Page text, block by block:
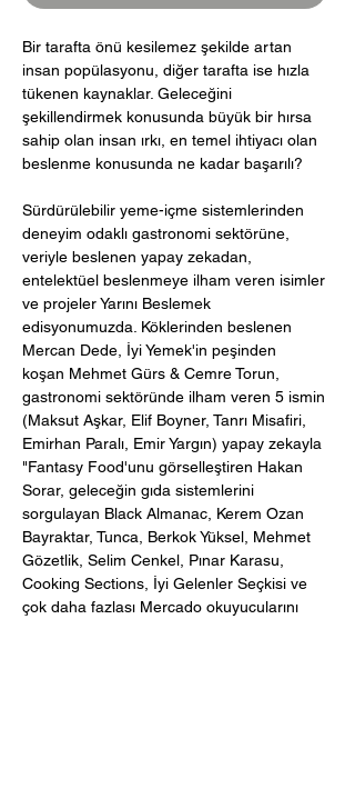
Bir tarafta önü kesilemez şekilde artan
insan popülasyonu, diğer tarafta ise hızla
tükenen kaynaklar. Geleceğini
şekillendirmek konusunda büyük bir hırsa
sahip olan insan ırkı, en temel ihtiyacı olan
beslenme konusunda ne kadar başarılı?
Sürdürülebilir yeme-içme sistemlerinden
deneyim odaklı gastronomi sektörüne,
veriyle beslenen yapay zekadan,
entelektüel beslenmeye ilham veren isimler
ve projeler Yarını Beslemek
edisyonumuzda. Köklerinden beslenen
Mercan Dede, İyi Yemek'in peşinden
koşan Mehmet Gürs & Cemre Torun,
gastronomi sektöründe ilham veren 5 ismin
(Maksut Aşkar, Elif Boyner, Tanrı Misafiri,
Emirhan Paralı, Emir Yargın) yapay zekayla
"Fantasy Food'unu görselleştiren Hakan
Sorar, geleceğin gıda sistemlerini
sorgulayan Black Almanac, Kerem Ozan
Bayraktar, Tunca, Berkok Yüksel, Mehmet
Gözetlik, Selim Cenkel, Pınar Karasu,
Cooking Sections, İyi Gelenler Seçkisi ve
çok daha fazlası Mercado okuyucularını